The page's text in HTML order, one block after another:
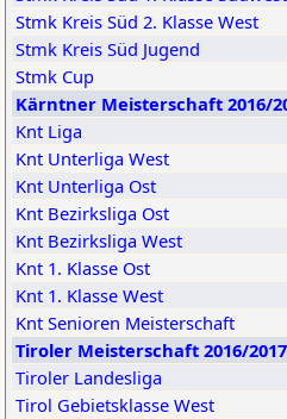
Stmk Kreis Süd 2. Klasse West
Stmk Kreis Süd Jugend
Stmk Cup
Kärntner Meisterschaft 2016/
Knt Liga
Knt Unterliga West
Knt Unterliga Ost
Knt Bezirksliga Ost
Knt Bezirksliga West
Knt 1. Klasse Ost
Knt 1. Klasse West
Knt Senioren Meisterschaft
Tiroler Meisterschaft 2016/
Tiroler Landesliga
Tirol Gebietsklasse West